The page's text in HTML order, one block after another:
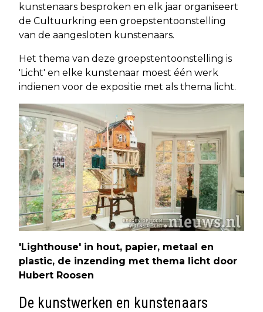
kunstenaars besproken en elk jaar organiseert
de Cultuurkring een groepstentoonstelling
van de aangesloten kunstenaars.
Het thema van deze groepstentoonstelling is
'Licht' en elke kunstenaar moest één werk
indienen voor de expositie met als thema licht.
'Lighthouse' in hout, papier, metaal en
plastic, de inzending met thema licht door
Hubert Roosen
De kunstwerken en kunstenaars